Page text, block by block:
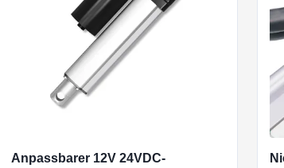
Anpassbarer 12V 24VDC-